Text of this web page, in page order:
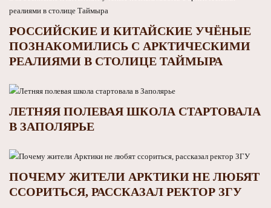
РОССИЙСКИЕ И КИТАЙСКИЕ УЧЁНЫЕ
ПОЗНАКОМИЛИСЬ С АРКТИЧЕСКИМИ
РЕАЛИЯМИ В СТОЛИЦЕ ТАЙМЫРА
ЛЕТНЯЯ ПОЛЕВАЯ ШКОЛА СТАРТОВАЛА
В ЗАПОЛЯРЬЕ
ПОЧЕМУ ЖИТЕЛИ АРКТИКИ НЕ ЛЮБЯТ
ССОРИТЬСЯ, РАССКАЗАЛ РЕКТОР ЗГУ